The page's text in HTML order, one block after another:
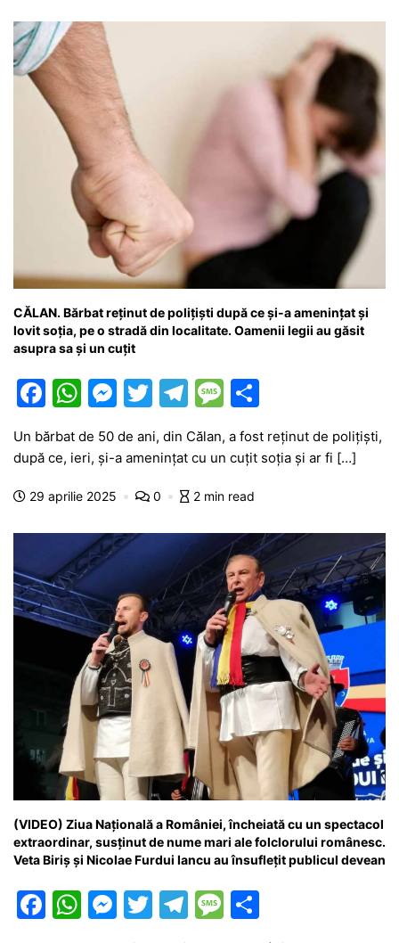
o
k
p g
e ă
CĂLAN. Bărbat reținut de polițiști după ce și-a amenințat și
lovit soția, pe o stradă din localitate. Oamenii legii au găsit
asupra sa și un cuțit
F
c
b
o
o
k
W
at
A
p
p
M
s
e
n
g
er
T
w
itt
T
e
a
m
M
s
a
g
e
ta
z
ă
Un bărbat de 50 de ani, din Călan, a fost reținut de polițiști,
după ce, ieri, și-a amenințat cu un cuțit soția și ar fi […]
29 aprilie 2025 0 2 min read
(VIDEO) Ziua Națională a României, încheiată cu un spectacol
extraordinar, susținut de nume mari ale folclorului românesc.
Veta Biriș și Nicolae Furdui Iancu au însuflețit publicul devean
F
W M T
T
M
ar